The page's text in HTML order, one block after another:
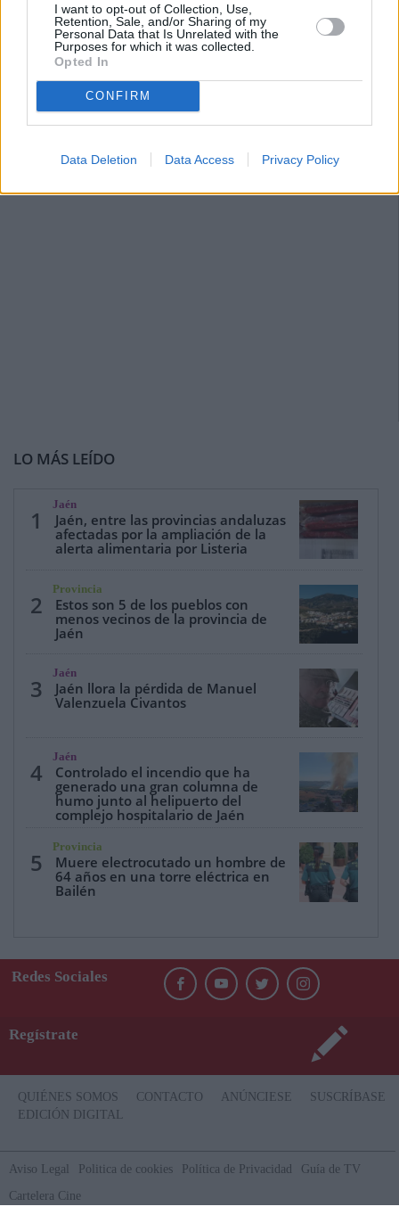
I want to opt-out of Collection, Use,
Retention, Sale, and/or Sharing of my
Personal Data that Is Unrelated with the
Purposes for which it was collected.
Opted In
CONFIRM
Data Deletion Data Access Privacy Policy
LO MÁS LEÍDO
1
Jaén
Jaén, entre las provincias andaluzas
afectadas por la ampliación de la
alerta alimentaria por Listeria
2
Provincia
Estos son 5 de los pueblos con
menos vecinos de la provincia de
Jaén
3
Jaén
Jaén llora la pérdida de Manuel
Valenzuela Civantos
4
Jaén
Controlado el incendio que ha
generado una gran columna de
humo junto al helipuerto del
complejo hospitalario de Jaén
5
Provincia
Muere electrocutado un hombre de
64 años en una torre eléctrica en
Bailén
Redes Sociales
Regístrate
QUIÉNES SOMOS CONTACTO ANÚNCIESE
SUSCRÍBASE
EDICIÓN DIGITAL
Aviso Legal Politica de cookies Política de Privacidad
Guía de TV
Cartelera Cine